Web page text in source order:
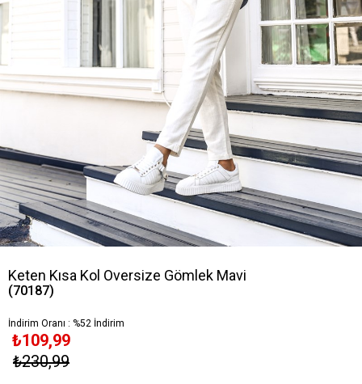
Keten Kısa Kol Oversize Gömlek Mavi
(70187)
İndirim Oranı : %52 İndirim
₺230,99
₺109,99